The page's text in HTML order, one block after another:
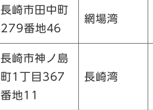
長崎市田中町
279番地46
網場湾
長崎市神ノ島
町1丁目367
番地11
長崎湾